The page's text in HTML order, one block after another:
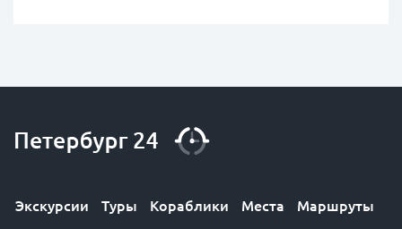
Экскурсии Туры Кораблики Места Маршруты